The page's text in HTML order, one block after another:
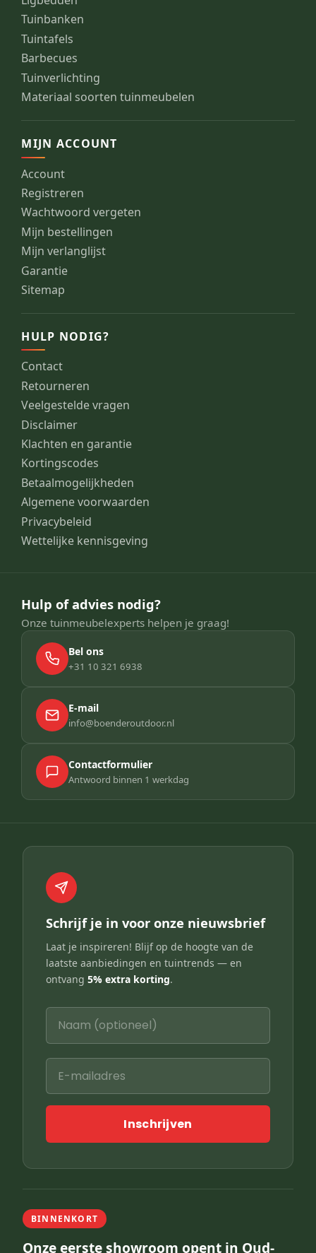
Tuinbanken
Tuintafels
Barbecues
Tuinverlichting
Materiaal soorten tuinmeubelen
MIJN ACCOUNT
Account
Registreren
Wachtwoord vergeten
Mijn bestellingen
Mijn verlanglijst
Garantie
Sitemap
HULP NODIG?
Contact
Retourneren
Veelgestelde vragen
Disclaimer
Klachten en garantie
Kortingscodes
Betaalmogelijkheden
Algemene voorwaarden
Privacybeleid
Wettelijke kennisgeving
Hulp of advies nodig?
Onze tuinmeubelexperts helpen je graag!
Bel ons
+31 10 321 6938
E-mail
info@boenderoutdoor.nl
Contactformulier
Antwoord binnen 1 werkdag
Schrijf je in voor onze nieuwsbrief
Laat je inspireren! Blijf op de hoogte van de
laatste aanbiedingen en tuintrends — en
ontvang 5% extra korting.
Inschrijven
BINNENKORT
Onze eerste showroom opent in Oud-